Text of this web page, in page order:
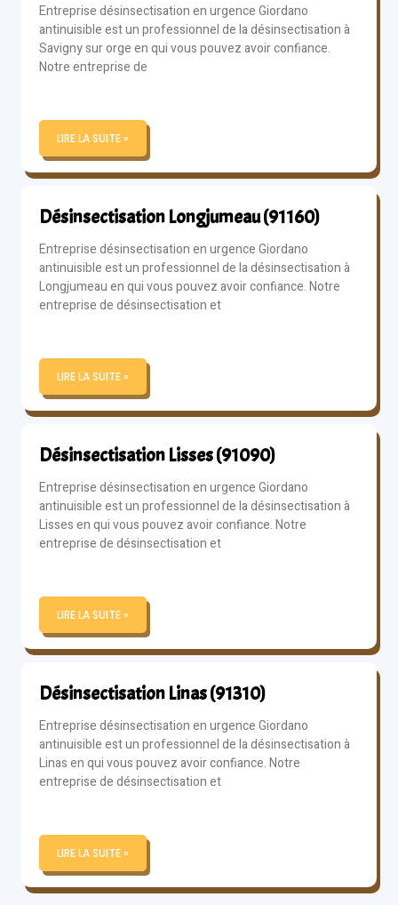
Entreprise désinsectisation en urgence Giordano
antinuisible est un professionnel de la désinsectisation à
Savigny sur orge en qui vous pouvez avoir confiance.
Notre entreprise de
LIRE LA SUITE »
Désinsectisation Longjumeau (91160)
Entreprise désinsectisation en urgence Giordano
antinuisible est un professionnel de la désinsectisation à
Longjumeau en qui vous pouvez avoir confiance. Notre
entreprise de désinsectisation et
LIRE LA SUITE »
Désinsectisation Lisses (91090)
Entreprise désinsectisation en urgence Giordano
antinuisible est un professionnel de la désinsectisation à
Lisses en qui vous pouvez avoir confiance. Notre
entreprise de désinsectisation et
LIRE LA SUITE »
Désinsectisation Linas (91310)
Entreprise désinsectisation en urgence Giordano
antinuisible est un professionnel de la désinsectisation à
Linas en qui vous pouvez avoir confiance. Notre
entreprise de désinsectisation et
LIRE LA SUITE »